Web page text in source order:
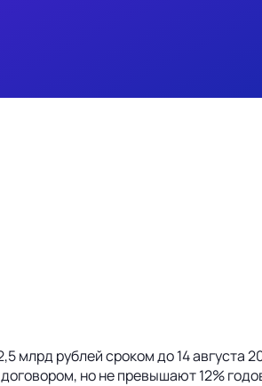
рублей сроком до 14 августа
но не превышают 12%